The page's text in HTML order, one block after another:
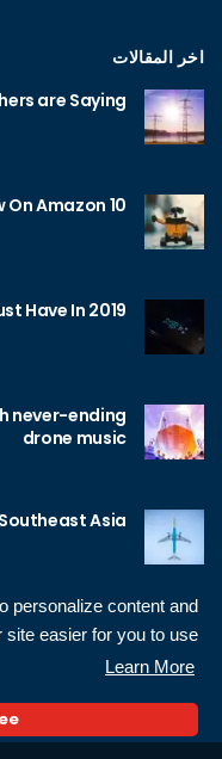
personalize content and
easier for you to use.
Learn More
اخر المقالات
are Saying
10 Amazing Gadgets You Can Buy Now On Amazon
Have In 2019
never-ending
drone music
Asia
© 2026 Neotech, made by